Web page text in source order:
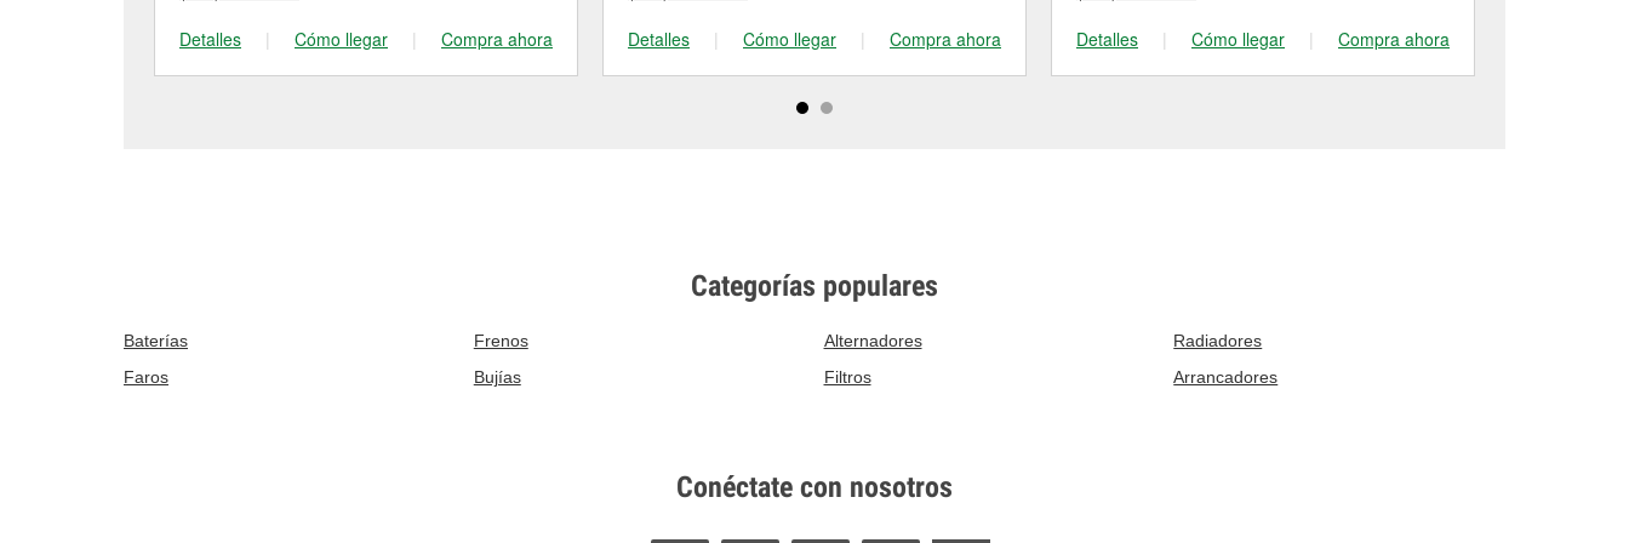
Detalles
| Cómo llegar | Compra ahora
Detalles
| Cómo llegar | Compra ahora
Detalles
| Cómo llegar | Compra ahora
Categorías populares
Baterías Frenos Alternadores
Radiadores
Faros
Bujías Filtros Arrancadores
Conéctate con nosotros